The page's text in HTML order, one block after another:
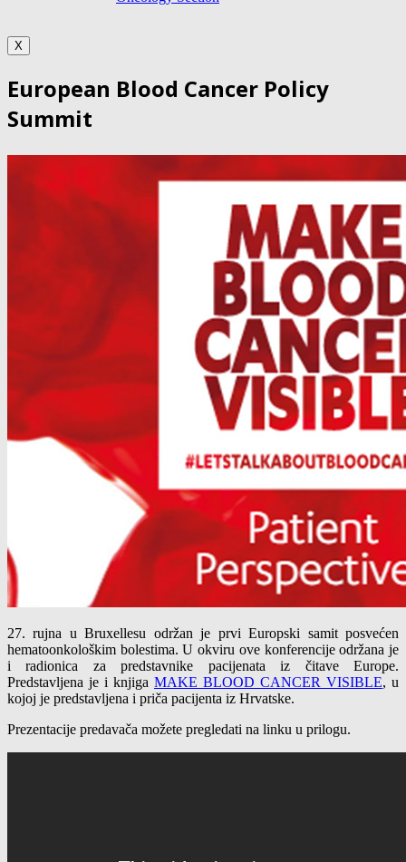
X
European Blood Cancer Policy
Summit
27. rujna u Bruxellesu održan je prvi Europski samit posvećen
hematoonkološkim bolestima. U okviru ove konferencije održana je
i radionica za predstavnike pacijenata iz čitave Europe.
Predstavljena je i knjiga MAKE BLOOD CANCER VISIBLE, u
kojoj je predstavljena i priča pacijenta iz Hrvatske.
Prezentacije predavača možete pregledati na linku u prilogu.